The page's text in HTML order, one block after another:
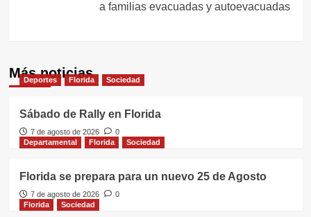
a familias evacuadas y autoevacuadas
Más noticias
Deportes Florida Sociedad
Sábado de Rally en Florida
7 de agosto de 2026
0
Departamental
Florida Sociedad
Florida se prepara para un nuevo 25 de Agosto
7 de agosto de 2026
0
Florida
Sociedad